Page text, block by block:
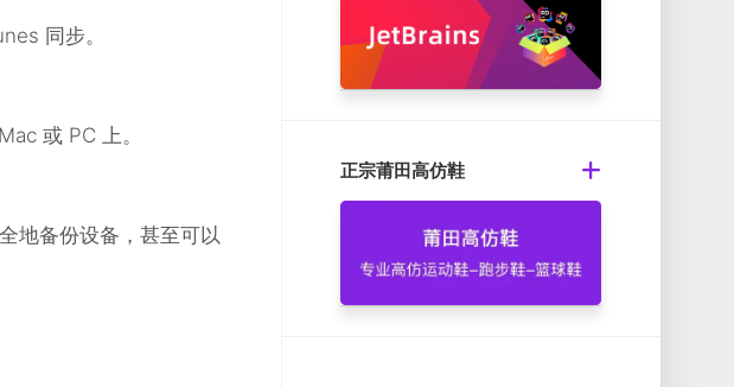
同步。
或 PC 上。
地备份设备，甚至可以
正宗莆田高仿鞋